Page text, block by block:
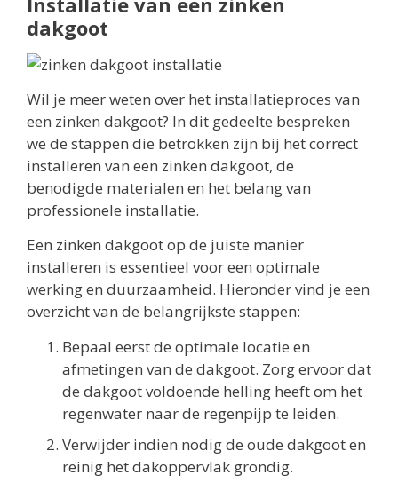
dakgoot
Wil je meer weten over het installatieproces van
een zinken dakgoot? In dit gedeelte bespreken
we de stappen die betrokken zijn bij het correct
installeren van een zinken dakgoot, de
benodigde materialen en het belang van
professionele installatie.
Een zinken dakgoot op de juiste manier
installeren is essentieel voor een optimale
werking en duurzaamheid. Hieronder vind je een
overzicht van de belangrijkste stappen:
Bepaal eerst de optimale locatie en
afmetingen van de dakgoot. Zorg ervoor dat
de dakgoot voldoende helling heeft om het
regenwater naar de regenpijp te leiden.
Verwijder indien nodig de oude dakgoot en
reinig het dakoppervlak grondig.